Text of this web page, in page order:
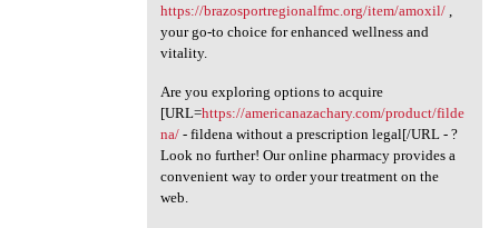
https://brazosportregionalfmc.org/item/amoxil/,
your go-to choice for enhanced wellness and
vitality.
Are you exploring options to acquire
[URL=https://americanazachary.com/product/filde
na/- fildena without a prescription legal[/URL - ?
Look no further! Our online pharmacy provides a
convenient way to order your treatment on the
web.